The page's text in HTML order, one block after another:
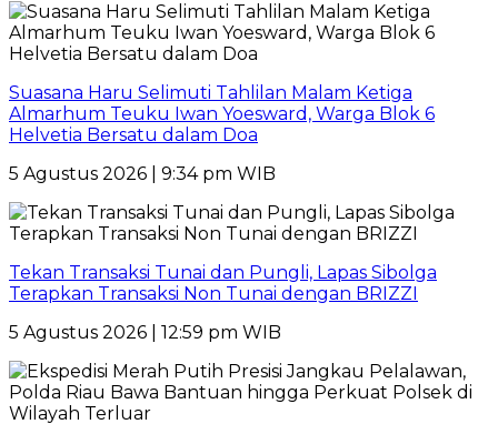
Suasana Haru Selimuti Tahlilan Malam Ketiga
Almarhum Teuku Iwan Yoesward, Warga Blok 6
Helvetia Bersatu dalam Doa
5 Agustus 2026 | 9:34 pm WIB
Tekan Transaksi Tunai dan Pungli, Lapas Sibolga
Terapkan Transaksi Non Tunai dengan BRIZZI
5 Agustus 2026 | 12:59 pm WIB